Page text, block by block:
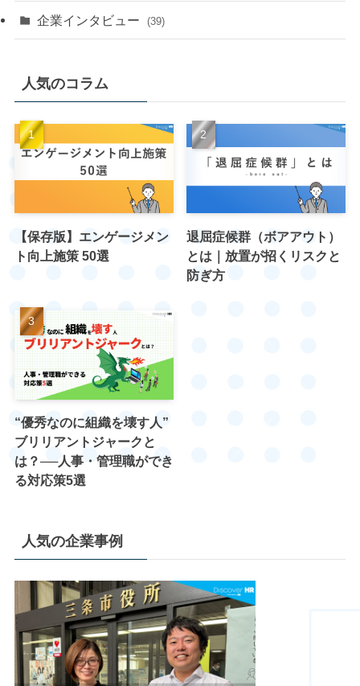
企業インタビュー (39)
人気のコラム
【保存版】エンゲージメン
ト向上施策 50選
退屈症候群（ボアアウト）
とは｜放置が招くリスクと
防ぎ方
“優秀なのに組織を壊す人”
ブリリアントジャークと
は？──人事・管理職ができ
る対応策5選
人気の企業事例